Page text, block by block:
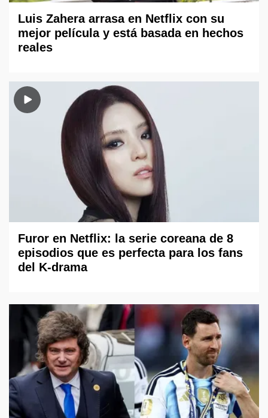
Luis Zahera arrasa en Netflix con su
mejor película y está basada en hechos
reales
Furor en Netflix: la serie coreana de 8
episodios que es perfecta para los fans
del K-drama